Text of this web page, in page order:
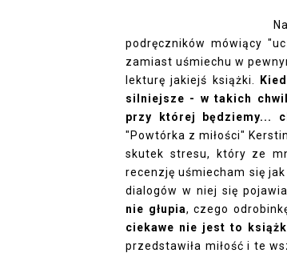
podręczników mówiący
zamiast uśmiechu w
lekturę jakiejś książki.
silniejsze - w takich
przy której będziemy...
"Powtórka z miłości"
skutek stresu, który ze
recenzję uśmiecham się
dialogów w niej się
nie głupia, czego
ciekawe nie jest to
przedstawiła miłość i te